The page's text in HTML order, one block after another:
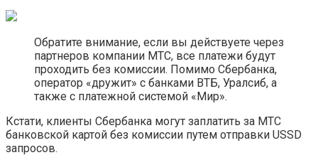
Обратите внимание, если вы действуете через
партнеров компании МТС, все платежи будут
проходить без комиссии. Помимо Сбербанка,
оператор «дружит» с банками ВТБ, Уралсиб, а
также с платежной системой «Мир».
Кстати, клиенты Сбербанка могут заплатить за МТС
банковской картой без комиссии путем отправки USSD
запросов.